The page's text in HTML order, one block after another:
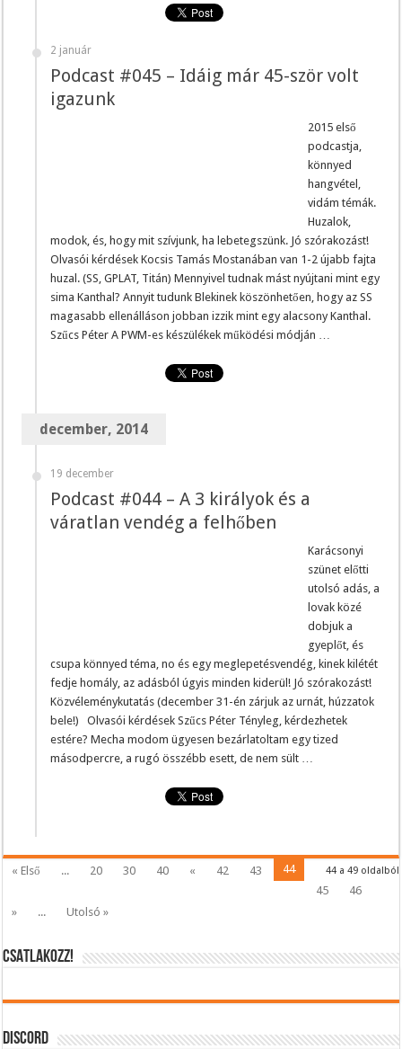
2 január
Podcast #045 – Idáig már 45-ször volt
igazunk
2015 első
podcastja,
könnyed
hangvétel,
vidám témák.
Huzalok,
modok, és, hogy mit szívjunk, ha lebetegszünk. Jó szórakozást!
Olvasói kérdések Kocsis Tamás Mostanában van 1-2 újabb fajta
huzal. (SS, GPLAT, Titán) Mennyivel tudnak mást nyújtani mint egy
sima Kanthal? Annyit tudunk Blekinek köszönhetően, hogy az SS
magasabb ellenálláson jobban izzik mint egy alacsony Kanthal.
Szűcs Péter A PWM-es készülékek működési módján …
december, 2014
19 december
Podcast #044 – A 3 királyok és a
váratlan vendég a felhőben
Karácsonyi
szünet előtti
utolsó adás, a
lovak közé
dobjuk a
gyeplőt, és
csupa könnyed téma, no és egy meglepetésvendég, kinek kilétét
fedje homály, az adásból úgyis minden kiderül! Jó szórakozást!
Közvéleménykutatás (december 31-én zárjuk az urnát, húzzatok
bele!) Olvasói kérdések Szűcs Péter Tényleg, kérdezhetek
estére? Mecha modom ügyesen bezárlatoltam egy tized
másodpercre, a rugó összébb esett, de nem sült …
44 a 49 oldalból
« Első ... 20 30 40 « 42 43
44
45
46
»
... Utolsó »
CSATLAKOZZ!
DISCORD